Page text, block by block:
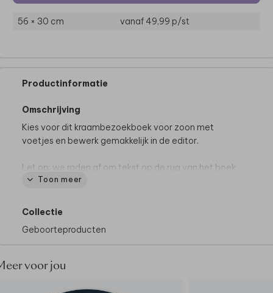
56 × 30 cm vanaf 49,99 p/st
Productinformatie
Omschrijving
Kies voor dit kraambezoekboek voor zoon met
voetjes en bewerk gemakkelijk in de editor.
Let op: we raden af om tekst op de rug van het boek
te plaatsen.
Toon meer
Collectie
Geboorteproducten
voor jou